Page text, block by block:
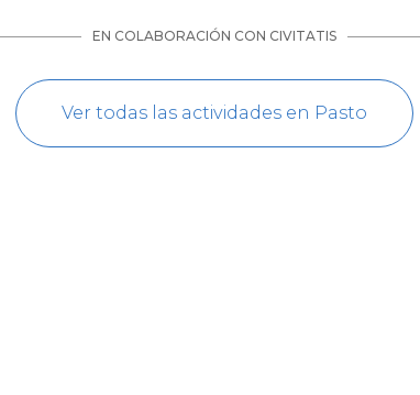
EN COLABORACIÓN CON CIVITATIS
Ver todas las actividades en Pasto